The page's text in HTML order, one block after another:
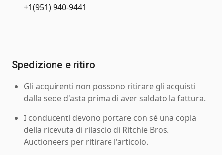
+1(951) 940-9441
Spedizione e ritiro
Gli acquirenti non possono ritirare gli acquisti
dalla sede d'asta prima di aver saldato la fattura.
I conducenti devono portare con sé una copia
della ricevuta di rilascio di Ritchie Bros.
Auctioneers per ritirare l'articolo.